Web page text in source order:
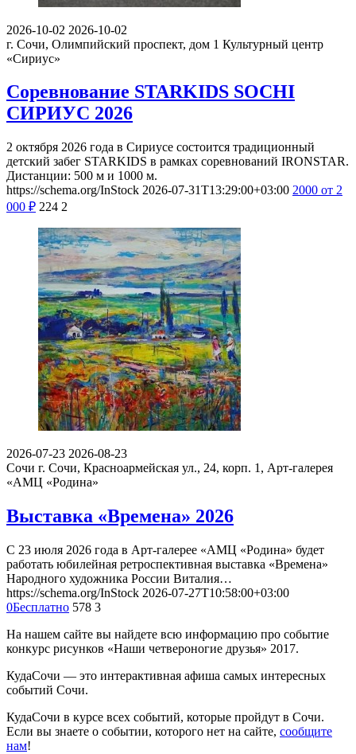
2026-10-02 2026-10-02
г. Сочи, Олимпийский проспект, дом 1 Культурный центр
«Сириус»
Соревнование STARKIDS SOCHI
СИРИУС 2026
2 октября 2026 года в Сириусе состоится традиционный
детский забег STARKIDS в рамках соревнований IRONSTAR.
Дистанции: 500 м и 1000 м.
https://schema.org/InStock 2026-07-31T13:29:00+03:00 2000 от 2
000 ₽ 224 2
2026-07-23 2026-08-23
Сочи г. Сочи, Красноармейская ул., 24, корп. 1, Арт-галерея
«АМЦ «Родина»
Выставка «Времена» 2026
С 23 июля 2026 года в Арт-галерее «АМЦ «Родина» будет
работать юбилейная ретроспективная выставка «Времена»
Народного художника России Виталия…
https://schema.org/InStock 2026-07-27T10:58:00+03:00
0Бесплатно 578 3
На нашем сайте вы найдете всю информацию про событие
конкурс рисунков «Наши четвероногие друзья» 2017.
КудаСочи — это интерактивная афиша самых интересных
событий Сочи.
КудаСочи в курсе всех событий, которые пройдут в Сочи.
Если вы знаете о событии, которого нет на сайте, сообщите
нам!